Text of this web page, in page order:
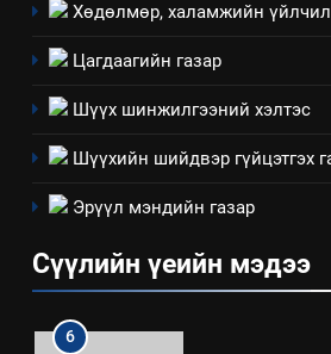
Хөдөлмөр, халамжийн
Цагдаагийн газар
Шүүх шинжилгээний хэлтэс
Шүүхийн шийдвэр гүйцэтгэх
Эрүүл мэндийн газар
Сүүлийн үеийн мэдээ
4
Төрийн
зөвлөлийн
төлөвлөгөө
ТАЗ-ЫН САЛБАР
салбар
зохион
хэмжээний
ТАЗ-ЫН САЛБАР
6